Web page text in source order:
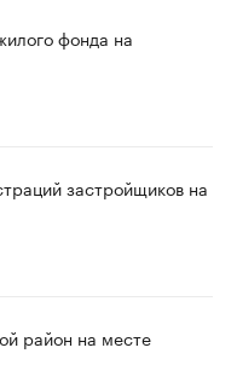
фонда на
застройщиков на
район на месте